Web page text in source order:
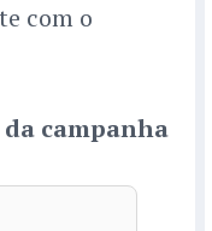
com o
campanha